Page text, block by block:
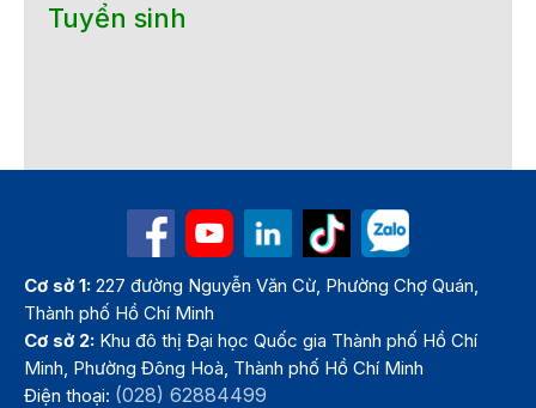
Tuyển sinh
Cơ sở 1: 227 đường Nguyễn Văn Cừ, Phường Chợ Quán,
Thành phố Hồ Chí Minh
Cơ sở 2: Khu đô thị Đại học Quốc gia Thành phố Hồ Chí
Minh, Phường Đông Hoà, Thành phố Hồ Chí Minh
Điện thoại: (028) 62884499